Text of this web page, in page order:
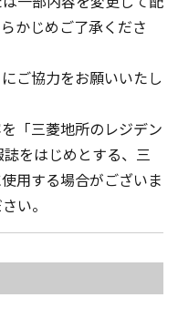
かじめご了承くださ
ご協力をお願いいたし
「三菱地所のレジデン
をはじめとする、三
用する場合がございま
い。